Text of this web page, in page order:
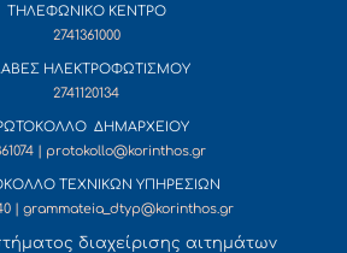
ΤΗΛΕΦΩΝΙΚΟ ΚΕΝΤΡΟ
2741361000
ΗΛΕΚΤΡΟΦΩΤΙΣΜΟΥ
2741120134
ΔΗΜΑΡΧΕΙΟΥ
| protokollo@korinthos.gr
ΤΕΧΝΙΚΩΝ ΥΠΗΡΕΣΙΩΝ
| grammateia_dtyp@korinthos.gr
διαχείρισης αιτημάτων